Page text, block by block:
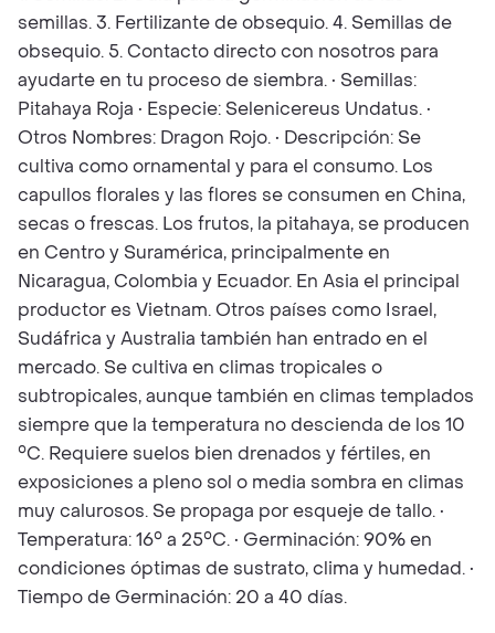
semillas. 3. Fertilizante de obsequio. 4. Semillas de
obsequio. 5. Contacto directo con nosotros para
ayudarte en tu proceso de siembra. • Semillas:
Pitahaya Roja • Especie: Selenicereus Undatus. •
Otros Nombres: Dragon Rojo. • Descripción: Se
cultiva como ornamental y para el consumo. Los
capullos florales y las flores se consumen en China,
secas o frescas. Los frutos, la pitahaya, se producen
en Centro y Suramérica, principalmente en
Nicaragua, Colombia y Ecuador. En Asia el principal
productor es Vietnam. Otros países como Israel,
Sudáfrica y Australia también han entrado en el
mercado. Se cultiva en climas tropicales o
subtropicales, aunque también en climas templados
siempre que la temperatura no descienda de los 10
°C. Requiere suelos bien drenados y fértiles, en
exposiciones a pleno sol o media sombra en climas
muy calurosos. Se propaga por esqueje de tallo. •
Temperatura: 16° a 25°C. • Germinación: 90% en
condiciones óptimas de sustrato, clima y humedad. •
Tiempo de Germinación: 20 a 40 días.